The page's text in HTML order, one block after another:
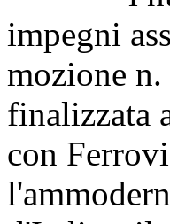
impegni
mozione
finalizzata
con